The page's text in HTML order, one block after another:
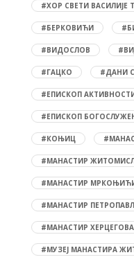
#ХОР СВЕТИ
#БЕРКОВИЋИ
#ВИДОСЛОВ
#ГАЦКО #ДАНИ
#ЕПИСКОП
#ЕПИСКОП
#КОЊИЦ
#МАНАСТИР
#МАНАСТИР
#МАНАСТИР
#МАНАСТИР
#МУЗЕЈ МАНАСТИРА